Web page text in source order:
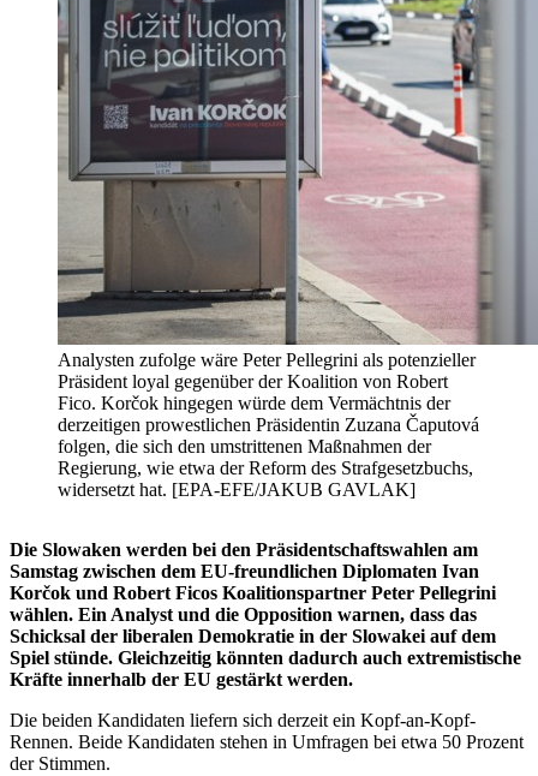
Analysten zufolge wäre Peter Pellegrini als potenzieller
Präsident loyal gegenüber der Koalition von Robert
Fico. Korčok hingegen würde dem Vermächtnis der
derzeitigen prowestlichen Präsidentin Zuzana Čaputová
folgen, die sich den umstrittenen Maßnahmen der
Regierung, wie etwa der Reform des Strafgesetzbuchs,
widersetzt hat. [EPA-EFE/JAKUB GAVLAK]
Die Slowaken werden bei den Präsidentschaftswahlen am
Samstag zwischen dem EU-freundlichen Diplomaten Ivan
Korčok und Robert Ficos Koalitionspartner Peter Pellegrini
wählen. Ein Analyst und die Opposition warnen, dass das
Schicksal der liberalen Demokratie in der Slowakei auf dem
Spiel stünde. Gleichzeitig könnten dadurch auch extremistische
Kräfte innerhalb der EU gestärkt werden.
Die beiden Kandidaten liefern sich derzeit ein Kopf-an-Kopf-
Rennen. Beide Kandidaten stehen in Umfragen bei etwa 50 Prozent
der Stimmen.